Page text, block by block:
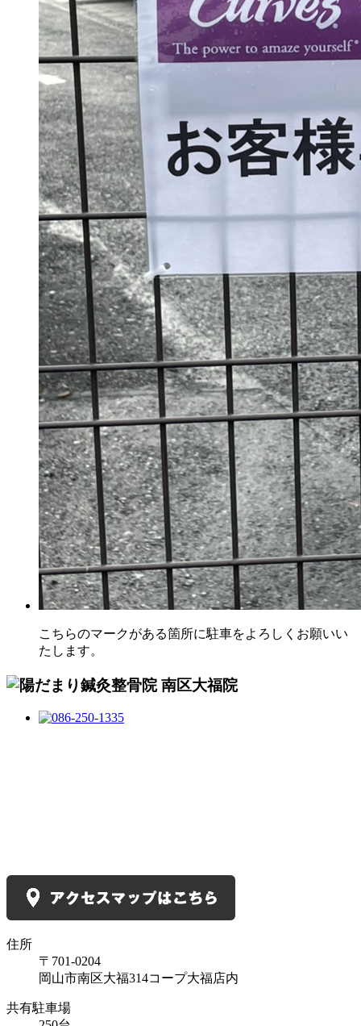
こちらのマークがある箇所に駐車をよろしくお願いい
たします。
住所
〒701-0204
岡山市南区大福314コープ大福店内
共有駐車場